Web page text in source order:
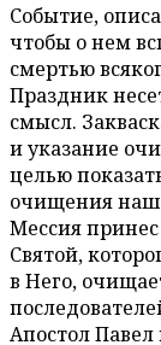
Событие,
чтобы о нем
смертью
Праздник
смысл.
и указание
целью
очищения
Мессия
Святой,
в Него,
Апостол